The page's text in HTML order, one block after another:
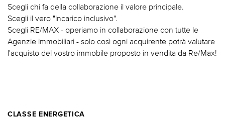
Scegli chi fa della collaborazione il valore principale.
Scegli il vero "incarico inclusivo".
Scegli RE/MAX - operiamo in collaborazione con tutte le
Agenzie immobiliari - solo così ogni acquirente potrà valutare
l'acquisto del vostro immobile proposto in vendita da Re/Max!
CLASSE ENERGETICA